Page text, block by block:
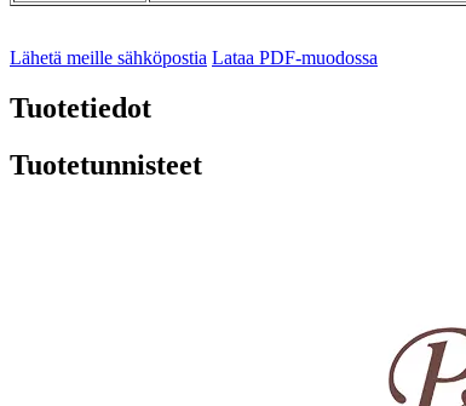
Lähetä meille sähköpostia Lataa PDF-muodossa
Tuotetiedot
Tuotetunnisteet